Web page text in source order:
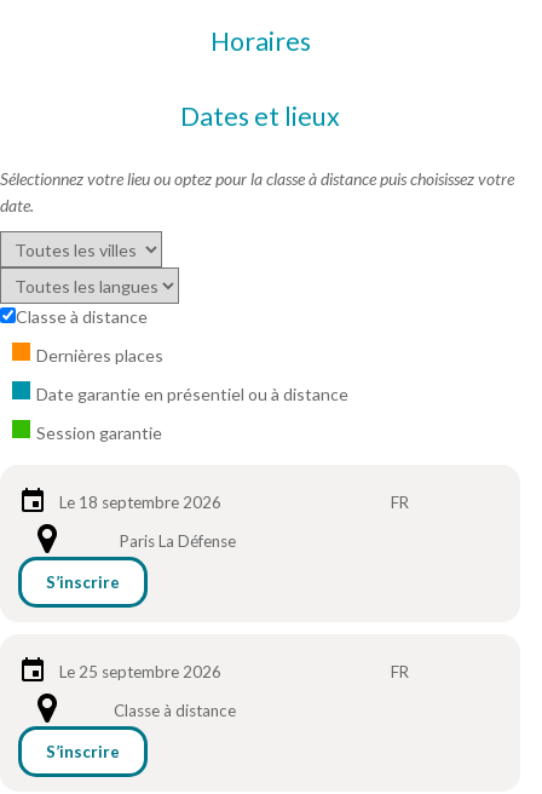
Horaires
Dates et lieux
Sélectionnez votre lieu ou optez pour la classe à distance puis choisissez votre
date.
Classe à distance
Dernières places
Date garantie en présentiel ou à distance
Session garantie
Le 18 septembre 2026
FR
Paris La Défense
S’inscrire
Le 25 septembre 2026
FR
Classe à distance
S’inscrire